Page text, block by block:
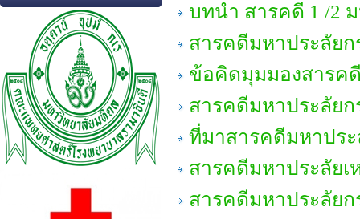
บทนำ สารคดี 1 /2
สารคดีมหาประลัย
ข้อคิดมุมมองสารค
สารคดีมหาประลัย
ที่มาสารคดีมหาปร
สารคดีมหาประลัยเ
สารคดีมหาประลัย